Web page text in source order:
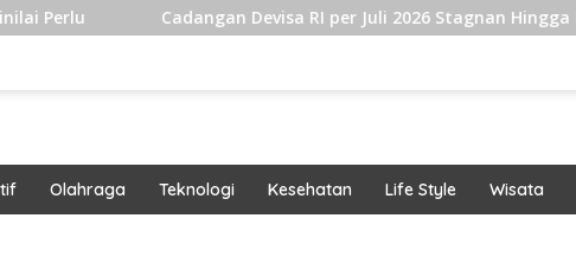
Cadangan Devisa RI per Juli 2026 Stagnan Hingga USD145 Miliar,
Olahraga Teknologi Kesehatan Life Style Wisata